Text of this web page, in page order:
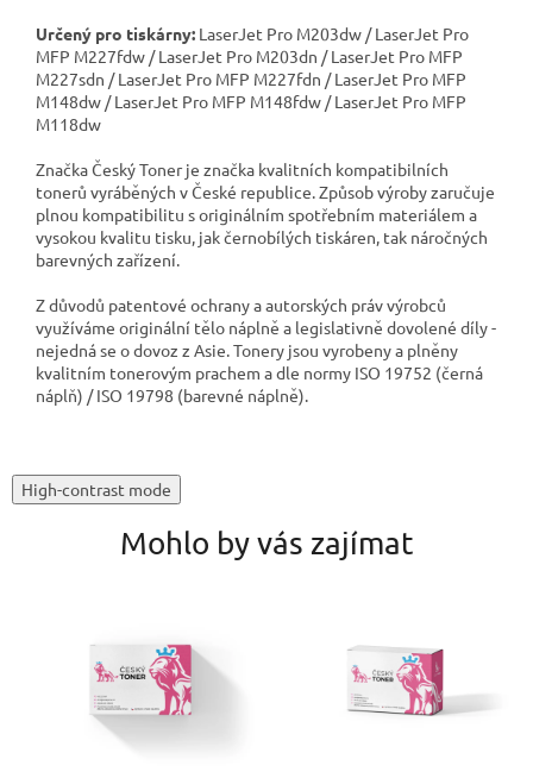
Určený pro tiskárny: LaserJet Pro M203dw / LaserJet Pro
MFP M227fdw / LaserJet Pro M203dn / LaserJet Pro MFP
M227sdn / LaserJet Pro MFP M227fdn / LaserJet Pro MFP
M148dw / LaserJet Pro MFP M148fdw / LaserJet Pro MFP
M118dw
Značka Český Toner je značka kvalitních kompatibilních
tonerů vyráběných v České republice. Způsob výroby zaručuje
plnou kompatibilitu s originálním spotřebním materiálem a
vysokou kvalitu tisku, jak černobílých tiskáren, tak náročných
barevných zařízení.
Z důvodů patentové ochrany a autorských práv výrobců
využíváme originální tělo náplně a legislativně dovolené díly -
nejedná se o dovoz z Asie. Tonery jsou vyrobeny a plněny
kvalitním tonerovým prachem a dle normy ISO 19752 (černá
náplň) / ISO 19798 (barevné náplně).
High-contrast mode
Mohlo by vás zajímat